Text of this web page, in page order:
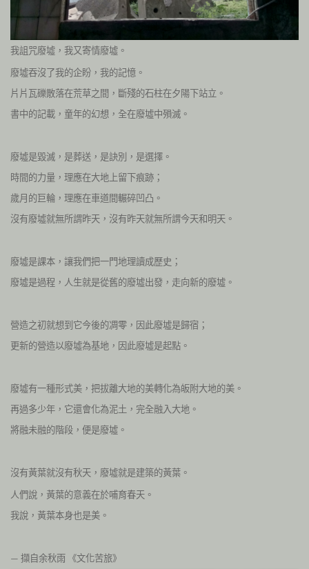
我詛咒廢墟，我又寄情廢墟。
廢墟吞沒了我的企盼，我的記憶。
片片瓦礫散落在荒草之間，斷殘的石柱在夕陽下站立。
書中的記載，童年的幻想，全在廢墟中殞滅。
廢墟是毀滅，是葬送，是訣別，是選擇。
時間的力量，理應在大地上留下痕跡；
歲月的巨輪，理應在車道間輾碎凹凸。
沒有廢墟就無所謂昨天，沒有昨天就無所謂今天和明天。
廢墟是課本，讓我們把一門地理讀成歷史；
廢墟是過程，人生就是從舊的廢墟出發，走向新的廢墟。
營造之初就想到它今後的凋零，因此廢墟是歸宿；
更新的營造以廢墟為基地，因此廢墟是起點。
廢墟有一種形式美，把拔離大地的美轉化為皈附大地的美。
再過多少年，它還會化為泥土，完全融入大地。
將融未融的階段，便是廢墟。
沒有黃葉就沒有秋天，廢墟就是建築的黃葉。
人們說，黃葉的意義在於哺育春天。
我說，黃葉本身也是美。
— 擷自余秋雨 《文化苦旅》